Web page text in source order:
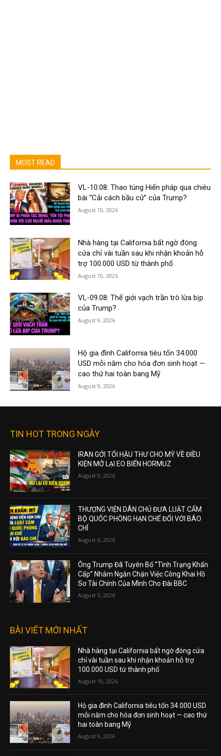
MOST READ
VL-10.08: Thao túng Hiến pháp qua chiêu
bài “Cải cách bầu cử” của Trump?
August 10, 2026
Nhà hàng tại California bất ngờ đóng
cửa chỉ vài tuần sau khi nhận khoản hỗ
trợ 100.000 USD từ thành phố
August 10, 2026
VL-09.08: Thế giới vạch trần trò lừa bịp
của Trump?
August 9, 2026
Hộ gia đình California tiêu tốn 34.000
USD mỗi năm cho hóa đơn sinh hoạt —
cao thứ hai toàn bang Mỹ
August 9, 2026
TIN HOT TRONG NGÀY
IRAN GỞI TỐI HẬU THƯ CHO MỸ VỀ ĐIỀU
KIỆN MỞ LẠI EO BIỂN HORMUZ
August 9, 2026
THƯỢNG VIỆN DÂN CHỦ ĐƯA LUẬT CẤM
BỘ QUỐC PHÒNG HẠN CHẾ ĐỐI VỚI BÁO
CHÍ
August 6, 2026
Ông Trump Đã Tuyên Bố “Tình Trạng Khẩn
Cấp” Nhằm Ngăn Chặn Việc Công Khai Hồ
Sơ Tài Chính Của Mình Cho Đài BBC
August 5, 2026
BÀI VIẾT MỚI NHẤT
Nhà hàng tại California bất ngờ đóng cửa
chỉ vài tuần sau khi nhận khoản hỗ trợ
100.000 USD từ thành phố
August 10, 2026
Hộ gia đình California tiêu tốn 34.000 USD
mỗi năm cho hóa đơn sinh hoạt — cao thứ
hai toàn bang Mỹ
August 9, 2026